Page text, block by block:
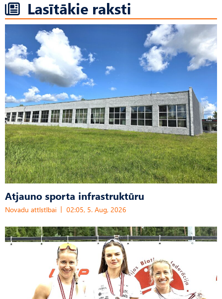
Lasītākie raksti
Atjauno sporta infrastruktūru
Novadu attīstībai 02:05, 5. Aug, 2026